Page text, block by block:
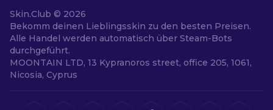
Skin.Club © 2026
Bekomm deinen Lieblingsskin zu den besten Preisen.
Alle Handel werden automatisch über Steam-Bots
durchgeführt.
MOONTAIN LTD, 13 Kypranoros street, office 205, 1061,
Nicosia, Cyprus